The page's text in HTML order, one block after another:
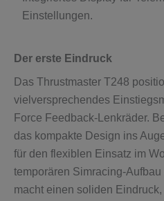
Einstellungen.
Der erste Eindruck
Das Thrustmaster T248
vielversprechendes
Force Feedback-Lenkräder.
das kompakte Design ins
für den flexiblen Einsatz im
temporären Simracing-
macht einen soliden